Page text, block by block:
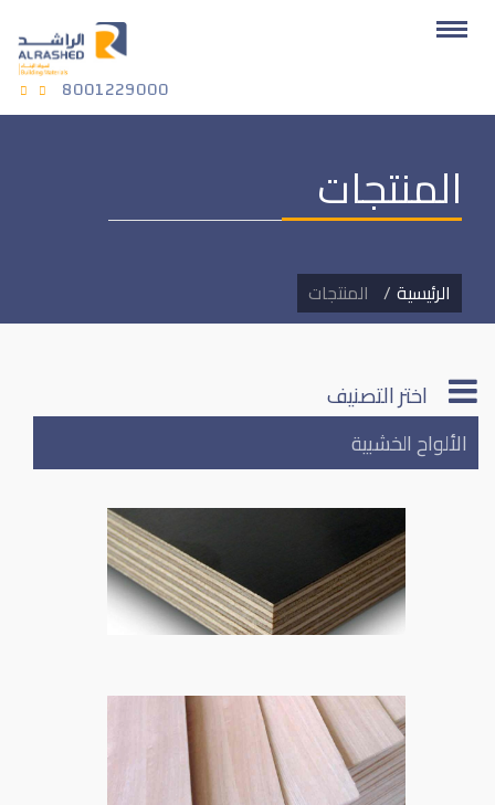
8001229000
المنتجات
الرئيسية المنتجات
اختر التصنيف
الألواح الخشبية